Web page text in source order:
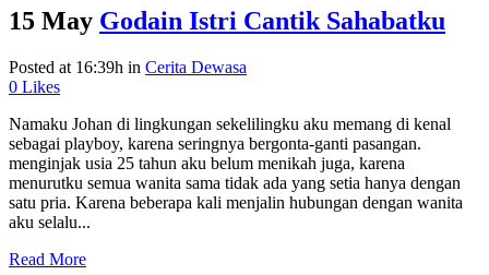
15 May Godain Istri Cantik Sahabatku
Posted at 16:39h in Cerita Dewasa
0 Likes
Namaku Johan di lingkungan sekelilingku aku memang di kenal
sebagai playboy, karena seringnya bergonta-ganti pasangan.
menginjak usia 25 tahun aku belum menikah juga, karena
menurutku semua wanita sama tidak ada yang setia hanya dengan
satu pria. Karena beberapa kali menjalin hubungan dengan wanita
aku selalu...
Read More